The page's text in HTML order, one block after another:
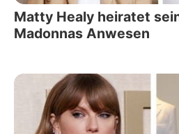
Matty Healy heiratet
Madonnas Anwesen